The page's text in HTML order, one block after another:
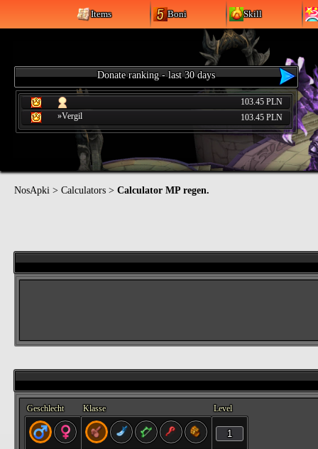
Items Boni Skill
Donate ranking - last 30 days
103.45 PLN
»Vergil
103.45 PLN
NosApki > Calculators > Calculator MP regen.
Geschlecht Klasse Level